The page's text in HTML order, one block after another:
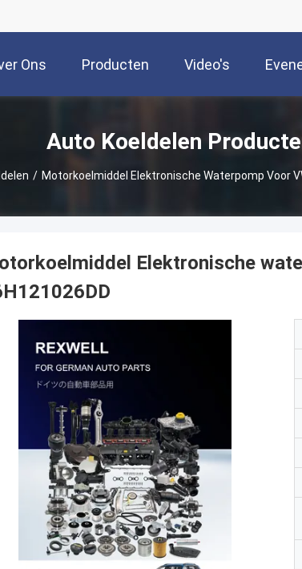
Ons Producten Video's
Auto Koeldelen
/ Motorkoelmiddel Elektronische Waterpomp Voor
Elektronische